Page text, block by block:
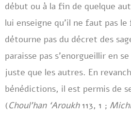
début ou à la fin de quelque
lui enseigne qu’il ne faut pas
détourne pas du décret des
paraisse pas s’enorgueillir en
juste que les autres. En
bénédictions, il est permis de
(Choul’han ‘Aroukh113, 1 ;